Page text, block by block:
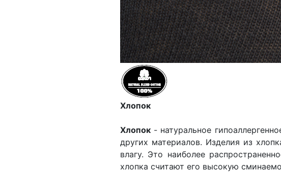
Хлопок
Хлопок - натуральное
других материалов. Изделия из
влагу. Это наиболее
хлопка считают его высокую